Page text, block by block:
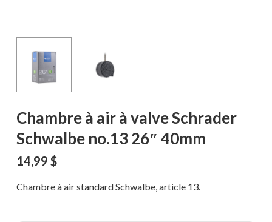
Chambre à air à valve Schrader
Schwalbe no.13 26″ 40mm
14,99 $
Chambre à air standard Schwalbe, article 13.